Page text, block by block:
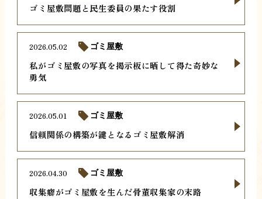
ゴミ屋敷問題と民生委員の果たす役割
私がゴミ屋敷の写真を掲示板に晒して得た奇妙な
勇気
2026.05.02 ゴミ屋敷
信頼関係の構築が鍵となるゴミ屋敷解消
2026.05.01 ゴミ屋敷
収集癖がゴミ屋敷を生んだ骨董収集家の末路
2026.04.30 ゴミ屋敷